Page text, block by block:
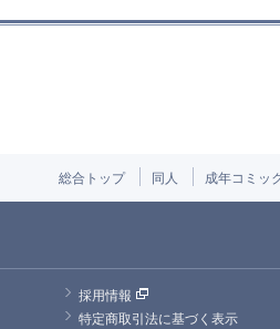
総合トップ 同人 成年コミッ
採用情報
特定商取引法に基づく表示